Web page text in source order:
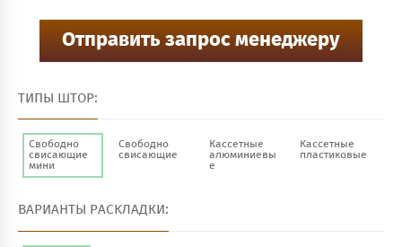
ТИПЫ ШТОР:
Свободно
свисающие
мини
Свободно
свисающие
Кассетные
алюминиевы
е
Кассетные
пластиковые
ВАРИАНТЫ РАСКЛАДКИ: